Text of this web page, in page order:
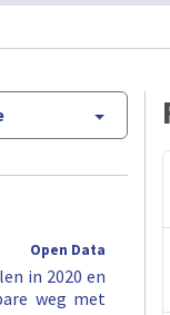
Open Data
in 2020 en
weg met